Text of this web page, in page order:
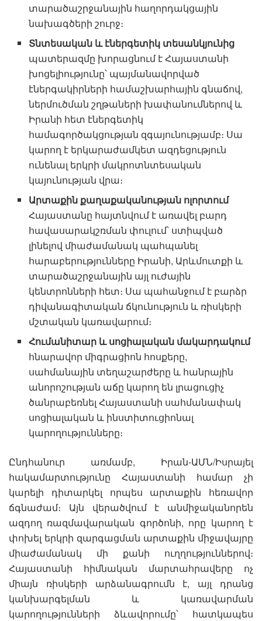
տարածաշրջանային հաղորդակցային
նախագծերի շուրջ։
Տնտեսական և էներգետիկ տեսանկյունից
պատերազմը խորացնում է Հայաստանի
խոցելիությունը՝ պայմանավորված
էներգակիրների համաշխարհային գնաճով,
ներմուծման շղթաների խափանումներով և
Իրանի հետ էներգետիկ
համագործակցության զգայունությամբ։ Սա
կարող է երկարաժամկետ ազդեցություն
ունենալ երկրի մակրոտնտեսական
կայունության վրա։
Արտաքին քաղաքականության ոլորտում
Հայաստանը հայտնվում է առավել բարդ
հավասարակշռման փուլում՝ ստիպված
լինելով միաժամանակ պահպանել
հարաբերությունները Իրանի, Արևմուտքի և
տարածաշրջանային այլ ուժային
կենտրոնների հետ։ Սա պահանջում է բարձր
դիվանագիտական ճկունություն և ռիսկերի
մշտական կառավարում։
Հումանիտար և սոցիալական մակարդակում
հնարավոր միգրացիոն հոսքերը,
սահմանային տեղաշարժերը և հանրային
անորոշության աճը կարող են լրացուցիչ
ծանրաբեռնել Հայաստանի սահմանափակ
սոցիալական և ինստիտուցիոնալ
կարողությունները։
Ընդհանուր առմամբ, Իրան-ԱՄՆ/Իսրայել
հակամարտությունը Հայաստանի համար չի
կարելի դիտարկել որպես արտաքին հեռավոր
ճգնաժամ։ Այն վերածվում է անմիջականորեն
ազդող ռազմավարական գործոնի, որը կարող է
փոխել երկրի զարգացման արտաքին միջավայրը
միաժամանակ մի քանի ուղղություններով։
Հայաստանի հիմնական մարտահրավերը ոչ
միայն ռիսկերի արձանագրումն է, այլ դրանց
կանխարգելման և կառավարման
կարողությունների ձևավորումը՝ հատկապես